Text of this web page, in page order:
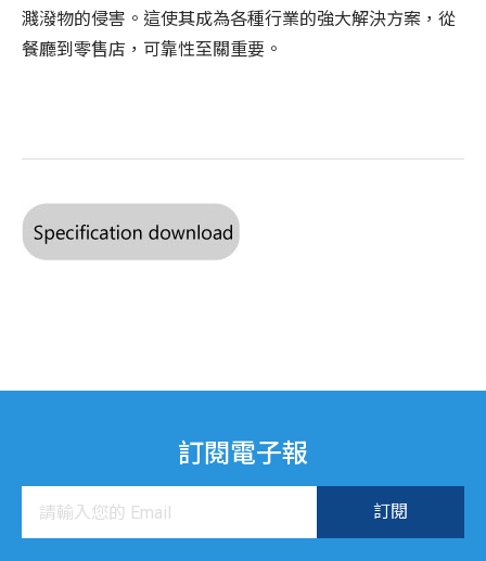
濺潑物的侵害。這使其成為各種行業的強大解決方案，從
餐廳到零售店，可靠性至關重要。
訂閱電子報